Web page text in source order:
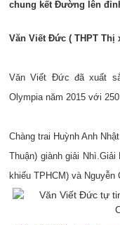
chung kết Đường lên
Văn Viết Đức ( THPT Thị
Văn Viết Đức đã xuất
Olympia năm 2015 với
Chàng trai Huỳnh Anh
Thuận) giành giải Nhì.Giải
khiếu TPHCM) và